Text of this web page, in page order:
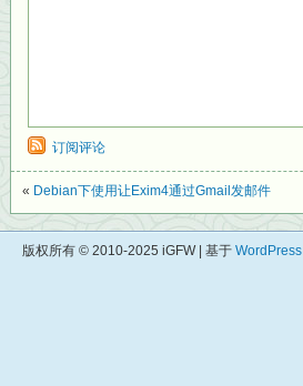
订阅评论
« Debian下使用让Exim4通过Gmail发邮件
版权所有 © 2010-2025 iGFW | 基于 WordPress